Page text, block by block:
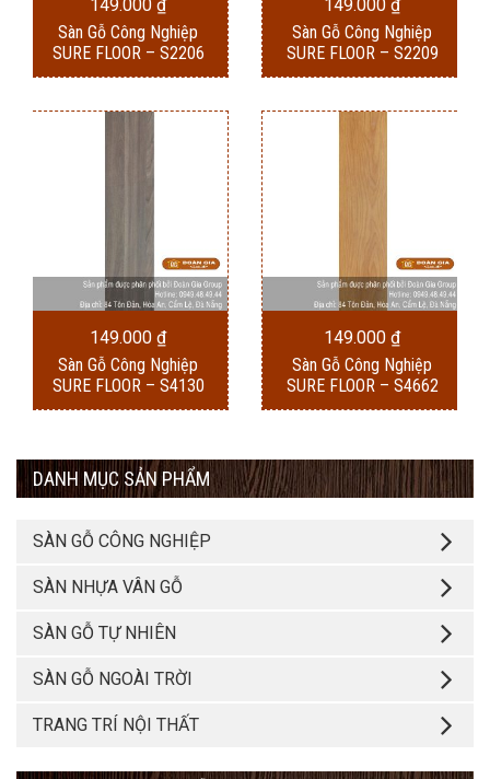
149.000 ₫
Sàn Gỗ Công Nghiệp
SURE FLOOR – S2206
149.000 ₫
Sàn Gỗ Công Nghiệp
SURE FLOOR – S2209
149.000 ₫
Sàn Gỗ Công Nghiệp
SURE FLOOR – S4130
149.000 ₫
Sàn Gỗ Công Nghiệp
SURE FLOOR – S4662
DANH MỤC SẢN PHẨM
SÀN GỖ CÔNG NGHIỆP
SÀN NHỰA VÂN GỖ
SÀN GỖ TỰ NHIÊN
SÀN GỖ NGOÀI TRỜI
TRANG TRÍ NỘI THẤT